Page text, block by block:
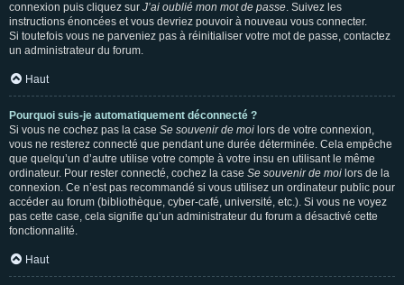
connexion puis cliquez sur J’ai oublié mon mot de passe. Suivez les
instructions énoncées et vous devriez pouvoir à nouveau vous connecter.
Si toutefois vous ne parveniez pas à réinitialiser votre mot de passe, contactez
un administrateur du forum.
Haut
Pourquoi suis-je automatiquement déconnecté ?
Si vous ne cochez pas la case Se souvenir de moi lors de votre connexion,
vous ne resterez connecté que pendant une durée déterminée. Cela empêche
que quelqu’un d’autre utilise votre compte à votre insu en utilisant le même
ordinateur. Pour rester connecté, cochez la case Se souvenir de moi lors de la
connexion. Ce n’est pas recommandé si vous utilisez un ordinateur public pour
accéder au forum (bibliothèque, cyber-café, université, etc.). Si vous ne voyez
pas cette case, cela signifie qu’un administrateur du forum a désactivé cette
fonctionnalité.
Haut